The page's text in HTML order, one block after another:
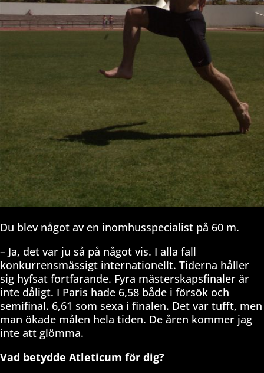
Du blev något av en inomhusspecialist på 60 m.
– Ja, det var ju så på något vis. I alla fall
konkurrensmässigt internationellt. Tiderna håller
sig hyfsat fortfarande. Fyra mästerskapsfinaler är
inte dåligt. I Paris hade 6,58 både i försök och
semifinal. 6,61 som sexa i finalen. Det var tufft, men
man ökade målen hela tiden. De åren kommer jag
inte att glömma.
Vad betydde Atleticum för dig?